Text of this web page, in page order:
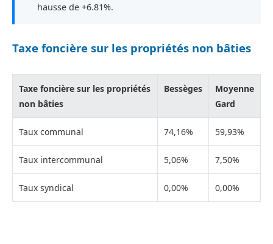
hausse de +6.81%.
Taxe foncière sur les propriétés non bâties
Taxe foncière sur les propriétés
non bâties
Bessèges
Moyenne
Gard
Taux communal 74,16% 59,93%
Taux intercommunal 5,06% 7,50%
Taux syndical 0,00% 0,00%